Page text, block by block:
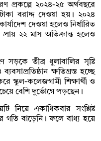
প্রকল্পে ২০২৪-২৫ অর্থবছরে
বরাদ্দ দেওয়া হয়। ২০২৪
দেওয়া হলেও নির্ধারিত
২২ মাস অতিক্রান্ত হলেও
সড়কে তীব্র ধুলাবালির সৃষ্টি
ক্ষতিগ্রস্ত হচ্ছে
স্কুল-কলেজগামী শিক্ষার্থী ও
বেশি দুর্ভোগে পড়ছেন।
নিয়ে একাধিকবার সংশ্লিষ্ট
বাড়েনি। ফলে বাধ্য হয়ে